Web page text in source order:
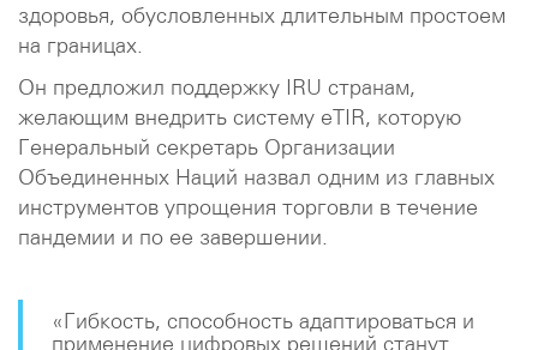
здоровья, обусловленных длительным простоем
на границах.
Он предложил поддержку IRU странам,
желающим внедрить систему eTIR, которую
Генеральный секретарь Организации
Объединенных Наций назвал одним из главных
инструментов упрощения торговли в течение
пандемии и по ее завершении.
«Гибкость, способность адаптироваться и
применение цифровых решений станут